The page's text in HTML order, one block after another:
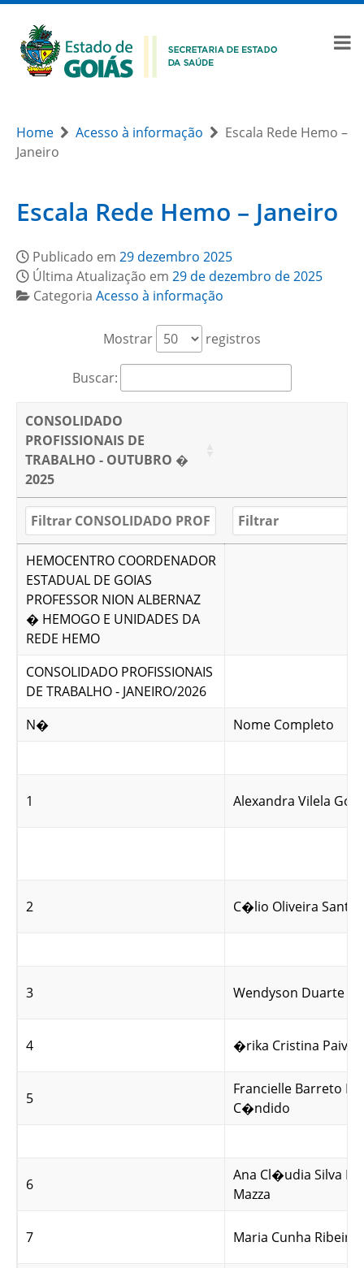
Home Acesso à informação
Escala Rede Hemo –
Janeiro
Escala Rede Hemo – Janeiro
Publicado em 29 dezembro 2025
Última Atualização em 29 de dezembro de 2025
Categoria Acesso à informação
Mostrar registros
Buscar:
CONSOLIDADO
PROFISSIONAIS DE
TRABALHO - OUTUBRO �
2025
HEMOCENTRO COORDENADOR
ESTADUAL DE GOIAS
PROFESSOR NION ALBERNAZ
� HEMOGO E UNIDADES DA
REDE HEMO
CONSOLIDADO PROFISSIONAIS
DE TRABALHO - JANEIRO/2026
N�
Nome Completo
1 Alexandra Vilela
2 C�lio Oliveira Santos
3 Wendyson Duarte
4 �rika Cristina Paiva
5
Francielle Barreto
C�ndido
6
Ana Cl�udia Silva
Mazza
7 Maria Cunha Ribeiro